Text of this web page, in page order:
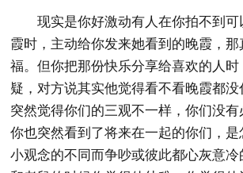
现实是你好激动有人在你拍不到
霞时，主动给你发来她看到的晚霞，
福。但你把那份快乐分享给喜欢的人
疑，对方说其实他觉得看不看晚霞都
突然觉得你们的三观不一样，你们没有
你也突然看到了将来在一起的你们，
小观念的不同而争吵或彼此都心灰意